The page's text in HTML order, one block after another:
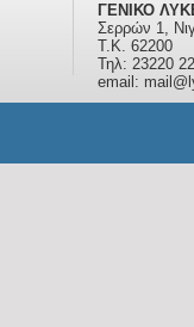
ΓΕΝΙΚΟ
Σερρών 1,
Τ.Κ. 62200
Τηλ: 23220
email: